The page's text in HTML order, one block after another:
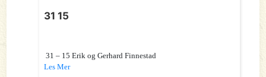
31 15
31 – 15 Erik og Gerhard Finnestad
Les Mer